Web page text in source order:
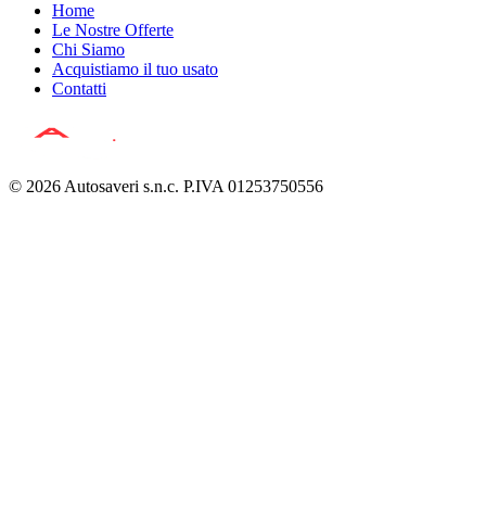
Home
Le Nostre Offerte
Chi Siamo
Acquistiamo il tuo usato
Contatti
© 2026 Autosaveri s.n.c. P.IVA 01253750556